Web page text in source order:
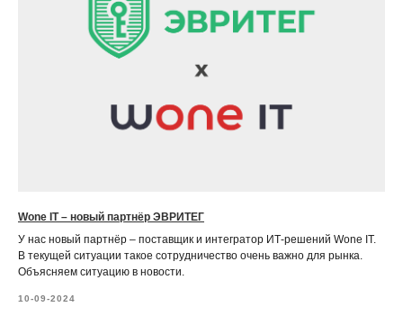
Wone IT – новый партнёр ЭВРИТЕГ
У нас новый партнёр – поставщик и интегратор ИТ-решений Wone IT.
В текущей ситуации такое сотрудничество очень важно для рынка.
Объясняем ситуацию в новости.
10-09-2024